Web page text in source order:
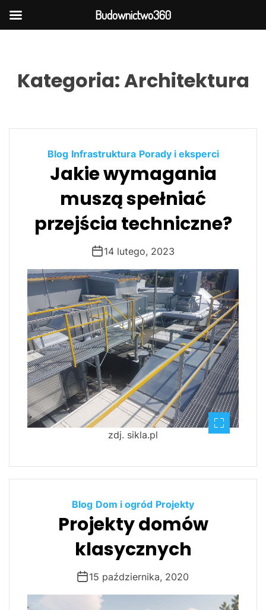
Kategoria:Architektura
Blog Infrastruktura Porady i eksperci
Jakie wymagania
muszą spełniać
przejścia techniczne?
14 lutego, 2023
zdj. sikla.pl
Blog Dom i ogród Projekty
Projekty domów
klasycznych
15 października, 2020
Budownictwo360